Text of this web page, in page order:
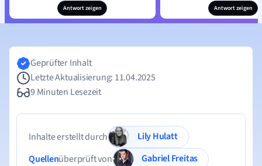
Antwort zeigen Antwort zeigen
Geprüfter Inhalt
Letzte Aktualisierung: 11.04.2025
9 Minuten Lesezeit
Inhalte erstellt durch
Lily Hulatt
Quellenüberprüft von
Gabriel Freitas